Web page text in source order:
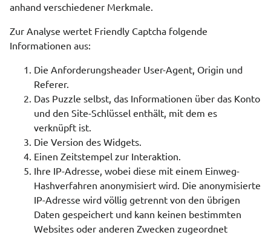
anhand verschiedener Merkmale.
Zur Analyse wertet Friendly Captcha folgende
Informationen aus:
Die Anforderungsheader User-Agent, Origin und
Referer.
Das Puzzle selbst, das Informationen über das Konto
und den Site-Schlüssel enthält, mit dem es
verknüpft ist.
Die Version des Widgets.
Einen Zeitstempel zur Interaktion.
Ihre IP-Adresse, wobei diese mit einem Einweg-
Hashverfahren anonymisiert wird. Die anonymisierte
IP-Adresse wird völlig getrennt von den übrigen
Daten gespeichert und kann keinen bestimmten
Websites oder anderen Zwecken zugeordnet